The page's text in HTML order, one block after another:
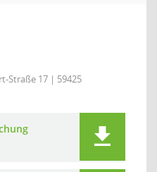
Straße 17 | 59425